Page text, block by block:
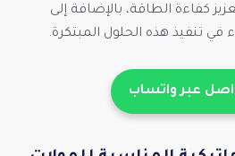
كفاءة الطاقة، بالإضافة إلى
تنفيذ هذه الحلول المبتكرة.
عبر واتساب